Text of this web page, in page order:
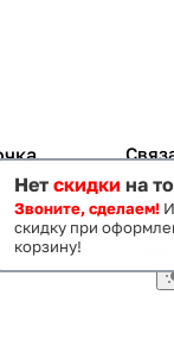
+7
г.
Нет скидки на
Звоните, сделаем!
скидку при
корзину!